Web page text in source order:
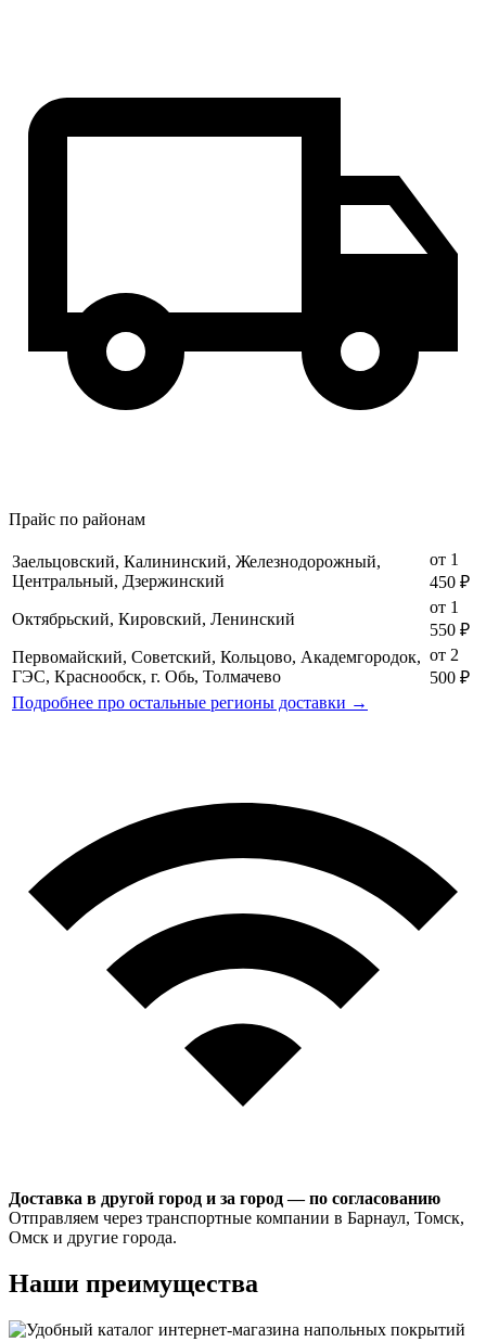
Прайс по районам
Заельцовский, Калининский, Железнодорожный,
Центральный, Дзержинский
от 1
450 ₽
Октябрьский, Кировский, Ленинский
от 1
550 ₽
Первомайский, Советский, Кольцово, Академгородок,
ГЭС, Краснообск, г. Обь, Толмачево
от 2
500 ₽
Подробнее про остальные регионы доставки →
Доставка в другой город и за город — по согласованию
Отправляем через транспортные компании в Барнаул, Томск,
Омск и другие города.
Наши преимущества